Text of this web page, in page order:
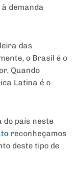
demanda
das
o Brasil é o
Quando
Latina é o
do país neste
reconheçamos
deste tipo de